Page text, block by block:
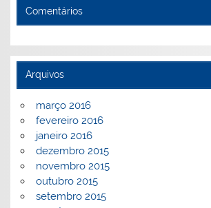
Comentários
Arquivos
março 2016
fevereiro 2016
janeiro 2016
dezembro 2015
novembro 2015
outubro 2015
setembro 2015